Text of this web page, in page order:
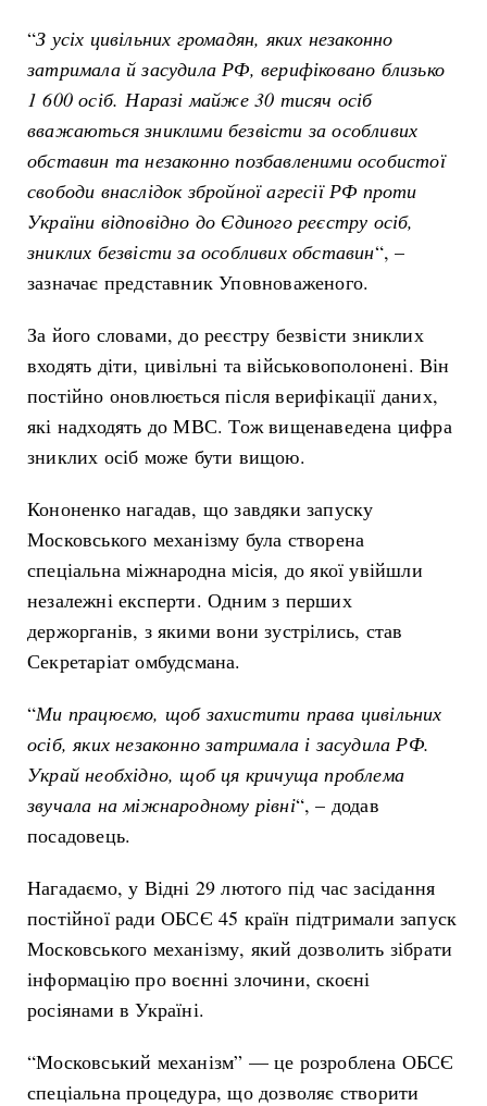
“З усіх цивільних громадян, яких незаконно
затримала й засудила РФ, верифіковано близько
1 600 осіб. Наразі майже 30 тисяч осіб
вважаються зниклими безвісти за особливих
обставин та незаконно позбавленими особистої
свободи внаслідок збройної агресії РФ проти
України відповідно до Єдиного реєстру осіб,
зниклих безвісти за особливих обставин“, –
зазначає представник Уповноваженого.
За його словами, до реєстру безвісти зниклих
входять діти, цивільні та військовополонені. Він
постійно оновлюється після верифікації даних,
які надходять до МВС. Тож вищенаведена цифра
зниклих осіб може бути вищою.
Кононенко нагадав, що завдяки запуску
Московського механізму була створена
спеціальна міжнародна місія, до якої увійшли
незалежні експерти. Одним з перших
держорганів, з якими вони зустрілись, став
Секретаріат омбудсмана.
“Ми працюємо, щоб захистити права цивільних
осіб, яких незаконно затримала і засудила РФ.
Украй необхідно, щоб ця кричуща проблема
звучала на міжнародному рівні“, – додав
посадовець.
Нагадаємо, у Відні 29 лютого під час засідання
постійної ради ОБСЄ 45 країн підтримали запуск
Московського механізму, який дозволить зібрати
інформацію про воєнні злочини, скоєні
росіянами в Україні.
“Московський механізм” — це розроблена ОБСЄ
спеціальна процедура, що дозволяє створити